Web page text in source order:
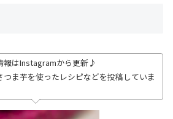
報はInstagramから更新♪
ま芋を使ったレシピなどを投稿していま